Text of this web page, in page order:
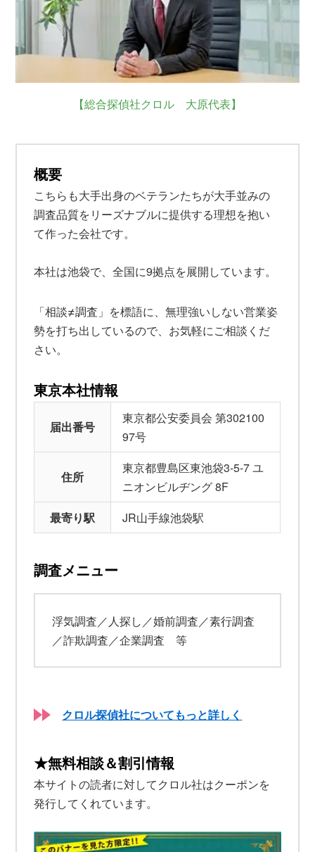
【総合探偵社クロル 大原代表】
概要
こちらも大手出身のベテランたちが大手並みの
調査品質をリーズナブルに提供する理想を抱い
て作った会社です。
本社は池袋で、全国に9拠点を展開しています。
「相談≠調査」を標語に、無理強いしない営業姿
勢を打ち出しているので、お気軽にご相談くだ
さい。
東京本社情報
届出番号
東京都公安委員会 第302100
97号
住所
東京都豊島区東池袋3-5-7 ユ
ニオンビルヂング 8F
最寄り駅
JR山手線池袋駅
調査メニュー
浮気調査／人探し／婚前調査／素行調査
／詐欺調査／企業調査 等
クロル探偵社についてもっと詳しく
★無料相談＆割引情報
本サイトの読者に対してクロル社はクーポンを
発行してくれています。